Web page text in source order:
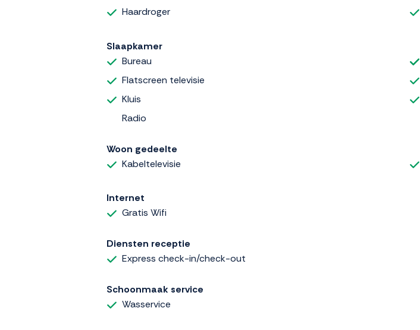
Haardroger
Slaapkamer
Bureau
Flatscreen televisie
Kluis
Radio
Woon gedeelte
Kabeltelevisie
Internet
Gratis Wifi
Diensten receptie
Express check-in/check-out
Schoonmaak service
Wasservice